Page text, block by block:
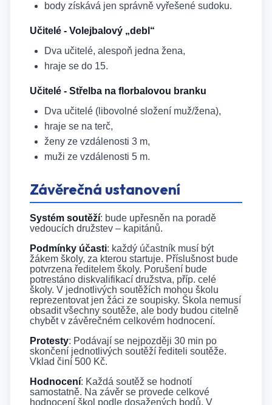
body získává jen správně vyřešené sudoku.
Učitelé - Volejbalový „debl“
Dva učitelé, alespoň jedna žena,
hraje se do 15.
Učitelé - Střelba na florbalovou branku
Dva učitelé (libovolné složení muž/žena),
hraje se na terč,
ženy ze vzdálenosti 3 m,
muži ze vzdálenosti 5 m.
Závěrečná ustanovení
Systém soutěží: bude upřesněn na poradě
vedoucích družstev – kapitánů.
Podmínky účasti: každý účastník musí být
žákem školy, za kterou startuje. Příslušnost bude
potvrzena ředitelem školy. Porušení bude
potrestáno diskvalifikací družstva, příp. celé
školy. V jednotlivých soutěžích mohou školu
reprezentovat jen žáci ze soupisky. Škola nemusí
obsadit všechny soutěže, ale body budou citelně
chybět v závěrečném celkovém hodnocení.
Protesty: Podávají se nejpozději 30 min po
skončení jednotlivých soutěží řediteli soutěže.
Vklad činí 500 Kč.
Hodnocení: Každá soutěž se hodnotí
samostatně. Na závěr se provede celkové
hodnocení škol podle dosažených bodů. V